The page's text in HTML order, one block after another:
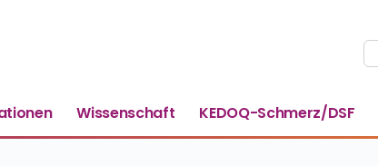
Wissenschaft KEDOQ-Schmerz/DSF